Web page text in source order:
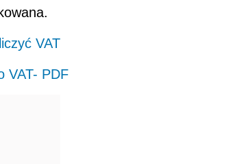
VAT
VAT- PDF